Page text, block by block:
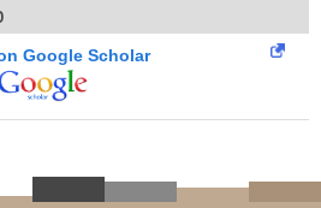
Google Scholar